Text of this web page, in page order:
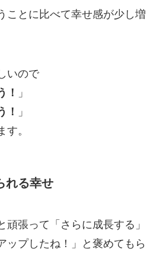
ことに比べて幸せ感が少し増
いので
！
」
！
」
す。
れる幸せ
頑張って「さらに成長する」
ップしたね！」と褒めてもら